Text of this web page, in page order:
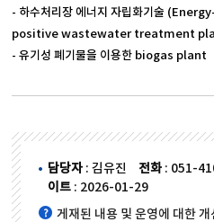
- 하수처리장 에너지 자립화기술 (Energy-
positive wastewater treatment
- 유기성 폐기물을 이용한 biogas plant
담당자 : 김유진 전화 : 051-
이트 : 2026-01-29
게재된 내용 및 운영에 대한